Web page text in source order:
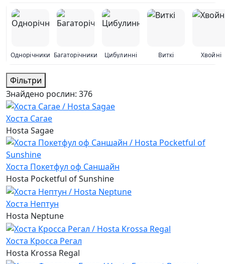
Однорічники Багаторічники Цибулинні Виткі Хвойні
Фільтри
Знайдено рослин: 376
Хоста Сагае
Hosta Sagae
Хоста Покетфул оф Саншайн
Hosta Pocketful of Sunshine
Хоста Нептун
Hosta Neptune
Хоста Кросса Регал
Hosta Krossa Regal